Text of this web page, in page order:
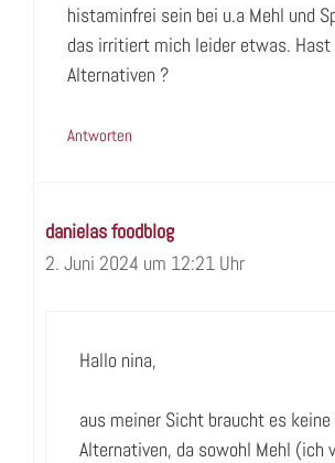
histaminfrei sein bei u.a Mehl und
das irritiert mich leider etwas. Hast
Alternativen ?
Antworten
danielas foodblog
2. Juni 2024 um 12:21 Uhr
Hallo nina,
aus meiner Sicht braucht es keine
Alternativen, da sowohl Mehl (ich